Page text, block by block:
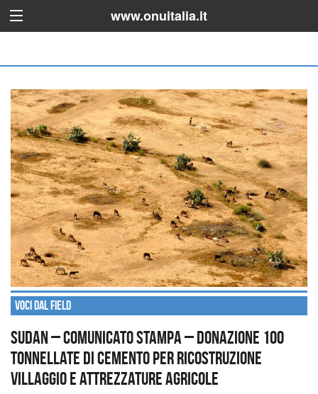
www.onuitalia.it
Voci dal field
SUDAN – Comunicato Stampa – Donazione 100
tonnellate di cemento per ricostruzione
villaggio e attrezzature agricole